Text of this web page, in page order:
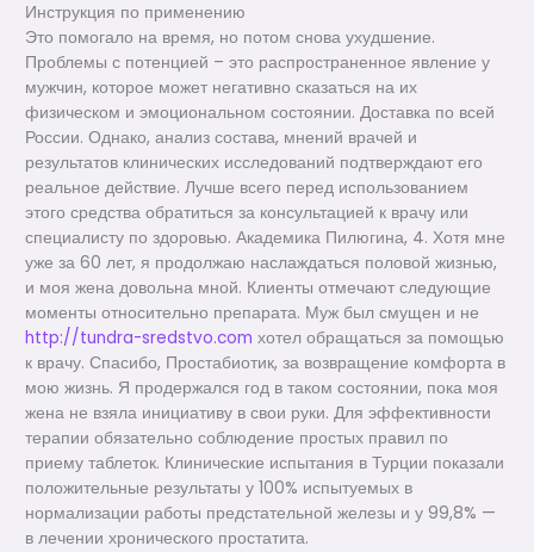
Инструкция по применению
Это помогало на время, но потом снова ухудшение.
Проблемы с потенцией – это распространенное явление у
мужчин, которое может негативно сказаться на их
физическом и эмоциональном состоянии. Доставка по всей
России. Однако, анализ состава, мнений врачей и
результатов клинических исследований подтверждают его
реальное действие. Лучше всего перед использованием
этого средства обратиться за консультацией к врачу или
специалисту по здоровью. Академика Пилюгина, 4. Хотя мне
уже за 60 лет, я продолжаю наслаждаться половой жизнью,
и моя жена довольна мной. Клиенты отмечают следующие
моменты относительно препарата. Муж был смущен и не
http://tundra-sredstvo.com хотел обращаться за помощью
к врачу. Спасибо, Простабиотик, за возвращение комфорта в
мою жизнь. Я продержался год в таком состоянии, пока моя
жена не взяла инициативу в свои руки. Для эффективности
терапии обязательно соблюдение простых правил по
приему таблеток. Клинические испытания в Турции показали
положительные результаты у 100% испытуемых в
нормализации работы предстательной железы и у 99,8% —
в лечении хронического простатита.